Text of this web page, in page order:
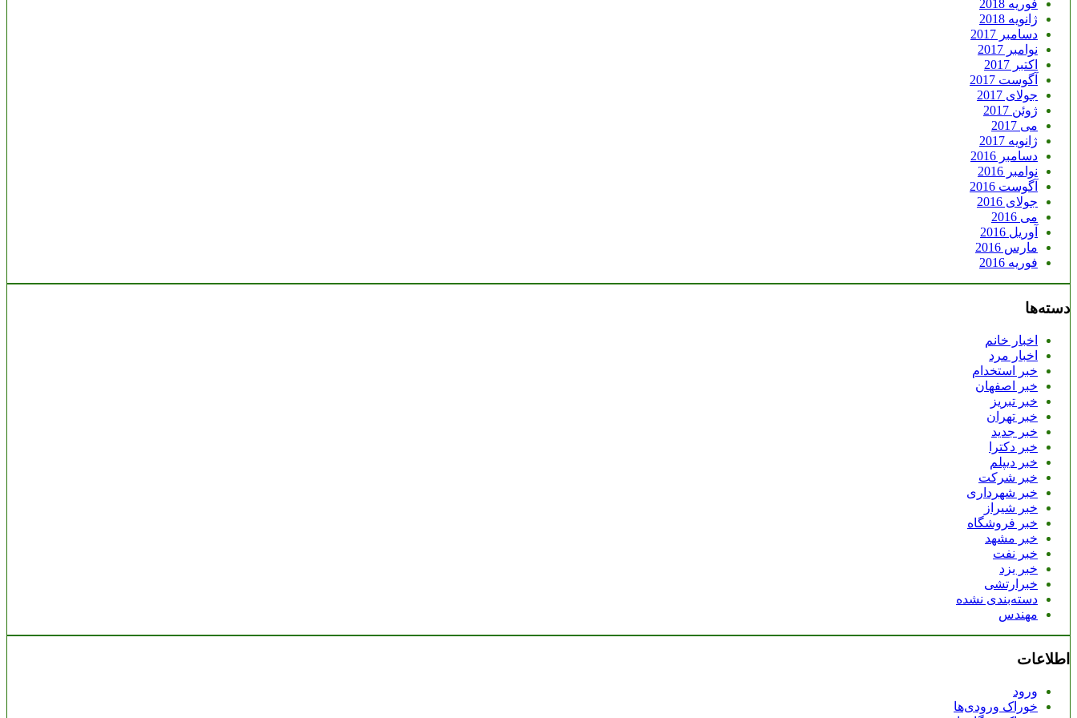
فوریه 2018
ژانویه 2018
دسامبر 2017
نوامبر 2017
اکتبر 2017
آگوست 2017
جولای 2017
ژوئن 2017
می 2017
ژانویه 2017
دسامبر 2016
نوامبر 2016
آگوست 2016
جولای 2016
می 2016
آوریل 2016
مارس 2016
فوریه 2016
دسته‌ها
اخبار خانم
اخبار مرد
خبر استخدام
خبر اصفهان
خبر تبریز
خبر تهران
خبر جدید
خبر دکترا
خبر دیپلم
خبر شرکت
خبر شهرداری
خبر شیراز
خبر فروشگاه
خبر مشهد
خبر نفت
خبر یزد
خبرارتشی
دسته‌بندی نشده
مهندس
اطلاعات
ورود
خوراک ورودی‌ها